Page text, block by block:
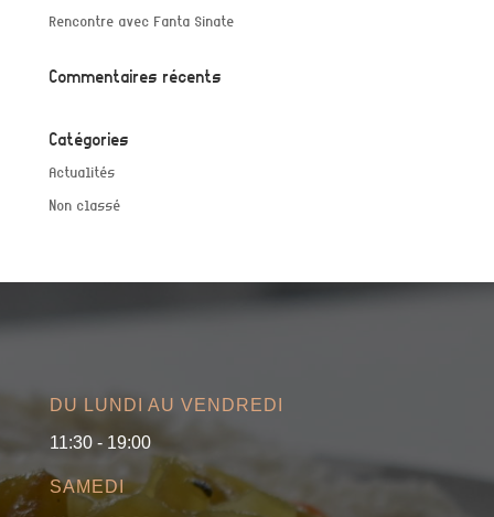
Rencontre avec Fanta Sinate
Commentaires récents
Catégories
Actualités
Non classé
DU LUNDI AU VENDREDI
11:30 - 19:00
SAMEDI